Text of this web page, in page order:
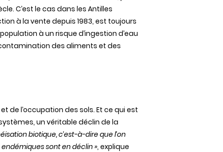
. C’est le cas dans les Antilles
à la ventedepuis 1983, est toujours
à un risque d’ingestion d’eau
des aliments et des
de l’occupation des sols. Et ce qui est
, un véritable déclin de la
biotique,c’est-à-direquel’on
endémiquessontendéclin», explique